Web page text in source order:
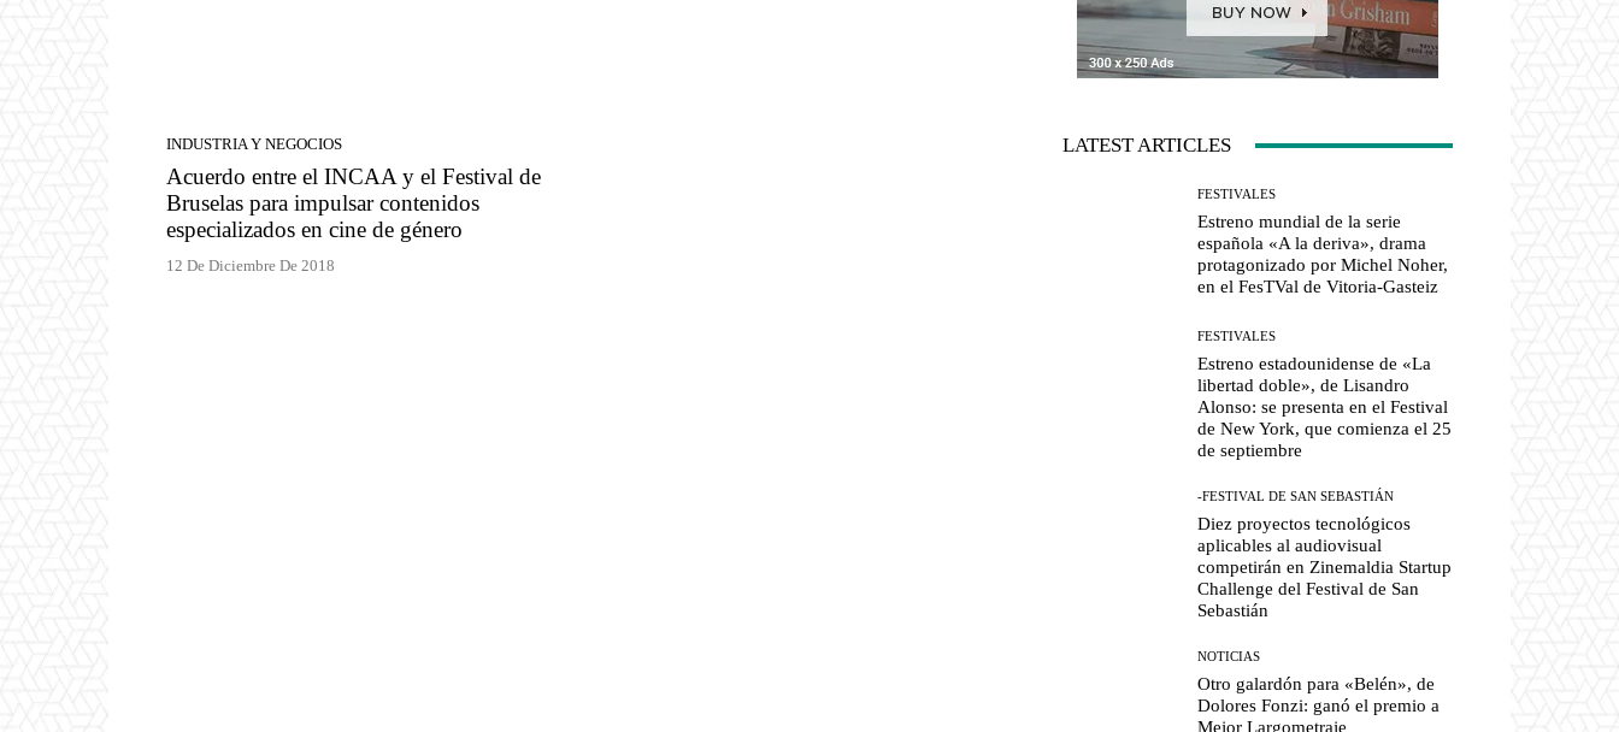
INDUSTRIA Y NEGOCIOS
Acuerdo entre el INCAA y el Festival de
Bruselas para impulsar contenidos
especializados en cine de género
12 De Diciembre De 2018
LATEST ARTICLES
FESTIVALES
Estreno mundial de la serie
española «A la deriva», drama
protagonizado por Michel Noher,
en el FesTVal de Vitoria-Gasteiz
FESTIVALES
Estreno estadounidense de «La
libertad doble», de Lisandro
Alonso: se presenta en el Festival
de New York, que comienza el 25
de septiembre
-FESTIVAL DE SAN SEBASTIÁN
Diez proyectos tecnológicos
aplicables al audiovisual
competirán en Zinemaldia Startup
Challenge del Festival de San
Sebastián
NOTICIAS
Otro galardón para «Belén», de
Dolores Fonzi: ganó el premio a
Mejor Largometraje